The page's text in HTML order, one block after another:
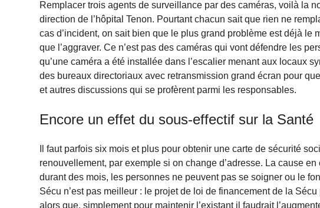
Remplacer trois agents de surveillance par des caméras, voilà la
direction de l’hôpital Tenon. Pourtant chacun sait que rien ne
cas d’incident, on sait bien que le plus grand problème est déjà le
que l’aggraver. Ce n’est pas des caméras qui vont défendre les
qu’une caméra a été installée dans l’escalier menant aux locaux
des bureaux directoriaux avec retransmission grand écran pour
et autres discussions qui se profèrent parmi les responsables.
Encore un effet du sous-effectif sur la Santé
Il faut parfois six mois et plus pour obtenir une carte de sécurité
renouvellement, par exemple si on change d’adresse. La cause
durant des mois, les personnes ne peuvent pas se soigner ou le
Sécu n’est pas meilleur : le projet de loi de financement de la
alors que, simplement pour maintenir l’existant il faudrait